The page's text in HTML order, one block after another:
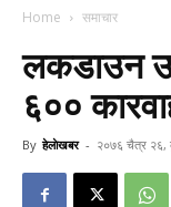
Home समाचार
लकडाउन
६००
By हेलाेखबर - २०७६ चैत्र २६,